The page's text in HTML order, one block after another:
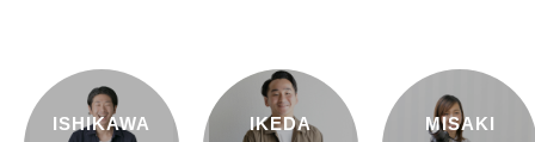
ISHIKAWA IKEDA MISAKI